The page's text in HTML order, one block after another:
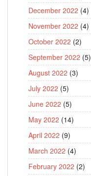
December 2022 (4)
November 2022 (4)
October 2022 (2)
September 2022 (5)
August 2022 (3)
July 2022 (5)
June 2022 (5)
May 2022 (14)
April 2022 (9)
March 2022 (4)
February 2022 (2)